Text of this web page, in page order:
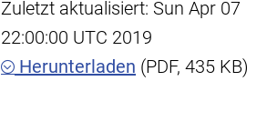
Zuletzt aktualisiert: Sun Apr 07
22:00:00 UTC 2019
Herunterladen (PDF, 435 KB)